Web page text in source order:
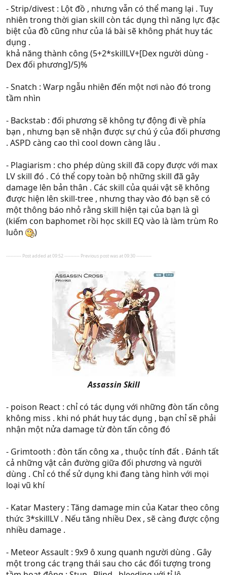
- Strip/divest : Lột đồ , nhưng vẫn có thể mang lại . Tuy
nhiên trong thời gian skill còn tác dụng thì năng lực đặc
biệt của đồ cũng như của lá bài sẽ không phát huy tác
dụng .
khả năng thành công (5+2*skillLV+[Dex người dùng -
Dex đối phương]/5)%
- Snatch : Warp ngẫu nhiên đến một nơi nào đó trong
tầm nhìn
- Backstab : đối phương sẽ không tự động đi về phía
bạn , nhưng bạn sẽ nhận được sự chú ý của đối phương
. ASPD càng cao thì cool down càng lâu .
- Plagiarism : cho phép dùng skill đã copy được với max
LV skill đó . Có thể copy toàn bộ những skill đã gây
damage lên bản thân . Các skill của quái vật sẽ không
được hiện lên skill-tree , nhưng thay vào đó bạn sẽ có
một thông báo nhỏ rằng skill hiện tại của bạn là gì
(kiếm con baphomet rồi học skill EQ vào là làm trùm Ro
luôn
)
---------- Post added at 09:52 ---------- Previous post was at 09:30 ----------
Assassin Skill​
- poison React : chỉ có tác dụng với những đòn tấn công
không miss . khi nó phát huy tác dụng , bạn chỉ sẽ phải
nhận một nửa damage từ đòn tấn công đó
- Grimtooth : đòn tấn công xa , thuộc tính đất . Đánh tất
cả những vật cản đường giữa đối phương và người
dùng . Chỉ có thể sử dụng khi đang tàng hình với mọi
loại vũ khí
- Katar Mastery : Tăng damage min của Katar theo công
thức 3*skillLV . Nếu tăng nhiều Dex , sẽ càng được cộng
nhiều damage .
- Meteor Assault : 9x9 ô xung quanh người dùng . Gây
một trong các trạng thái sau cho các đối tượng trong